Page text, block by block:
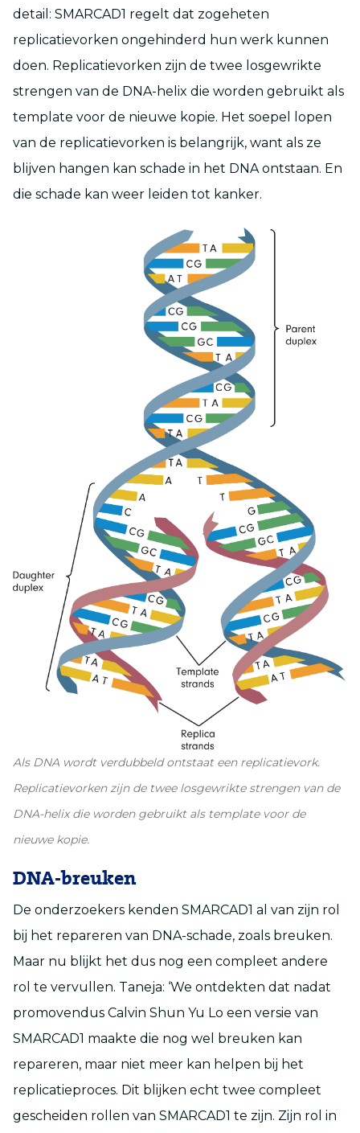
detail: SMARCAD1 regelt dat zogeheten
replicatievorken ongehinderd hun werk kunnen
doen. Replicatievorken zijn de twee losgewrikte
strengen van de DNA-helix die worden gebruikt als
template voor de nieuwe kopie. Het soepel lopen
van de replicatievorken is belangrijk, want als ze
blijven hangen kan schade in het DNA ontstaan. En
die schade kan weer leiden tot kanker.
Als DNA wordt verdubbeld ontstaat een replicatievork.
Replicatievorken zijn de twee losgewrikte strengen van de
DNA-helix die worden gebruikt als template voor de
nieuwe kopie.
DNA-breuken
De onderzoekers kenden SMARCAD1 al van zijn rol
bij het repareren van DNA-schade, zoals breuken.
Maar nu blijkt het dus nog een compleet andere
rol te vervullen. Taneja: ‘We ontdekten dat nadat
promovendus Calvin Shun Yu Lo een versie van
SMARCAD1 maakte die nog wel breuken kan
repareren, maar niet meer kan helpen bij het
replicatieproces. Dit blijken echt twee compleet
gescheiden rollen van SMARCAD1 te zijn. Zijn rol in